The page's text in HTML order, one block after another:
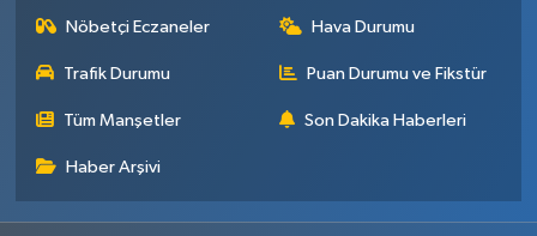
Nöbetçi Eczaneler Hava Durumu
Trafik Durumu Puan Durumu ve Fikstür
Tüm Manşetler Son Dakika Haberleri
Haber Arşivi